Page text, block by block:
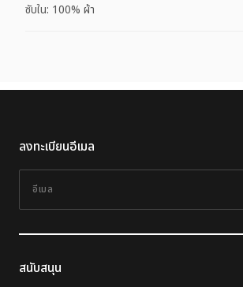
ซับใน: 100% ผ้า
ลงทะเบียนอีเมล
สนับสนุน